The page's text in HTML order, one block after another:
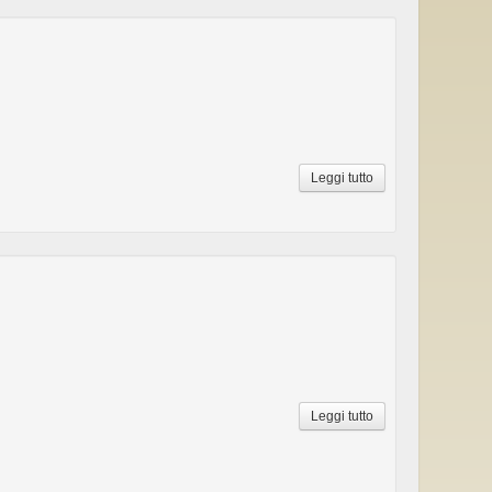
Leggi tutto
Leggi tutto